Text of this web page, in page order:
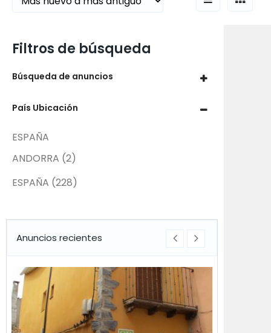
Filtros de búsqueda
Búsqueda de anuncios
País Ubicación
ESPAÑA
ANDORRA (2)
ESPAÑA (228)
Anuncios recientes